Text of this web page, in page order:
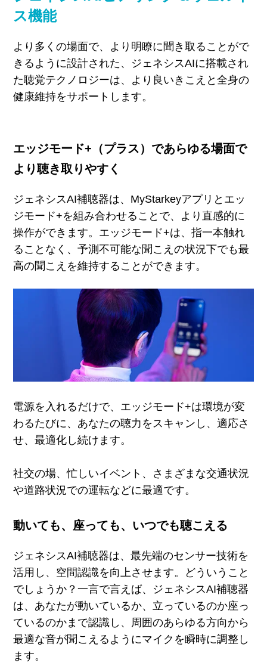
ス機能
より多くの場面で、より明瞭に聞き取ることがで
きるように設計された、ジェネシスAIに搭載され
た聴覚テクノロジーは、より良いきこえと全身の
健康維持をサポートします。
エッジモード+（プラス）であらゆる場面で
より聴き取りやすく
ジェネシスAI補聴器は、 MyStarkeyアプリとエッ
ジモード+を組み合わせることで、より直感的に
操作ができます。エッジモード+は、指一本触れ
ることなく、予測不可能な聞こえの状況下でも最
高の聞こえを維持することができます。
電源を入れるだけで、エッジモード+は環境が変
わるたびに、あなたの聴力をスキャンし、適応さ
せ、最適化し続けます。
社交の場、忙しいイベント、さまざまな交通状況
や道路状況での運転などに最適です。
動いても、座っても、いつでも聴こえる
ジェネシスAI補聴器は、最先端のセンサー技術を
活用し、空間認識を向上させます。どういうこと
でしょうか？一言で言えば、ジェネシスAI補聴器
は、あなたが動いているか、立っているのか座っ
ているのかまで認識し、周囲のあらゆる方向から
最適な音が聞こえるようにマイクを瞬時に調整し
ます。